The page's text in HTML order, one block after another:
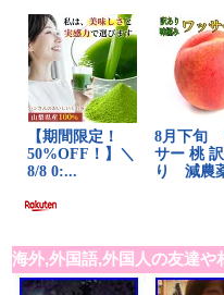
海外,外国語,外国人の友達